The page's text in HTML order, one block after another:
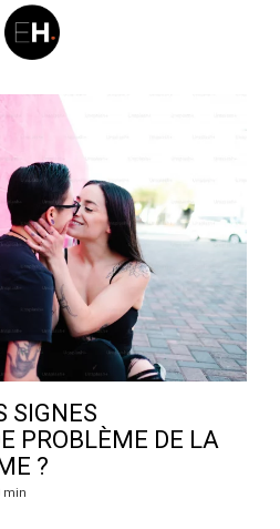
SIGNES
PROBLÈME DE LA
?
min